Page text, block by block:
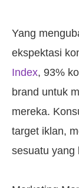
Yang
ekspektasi
Index, 93%
brand untuk
mereka.
target iklan,
sesuatu yang